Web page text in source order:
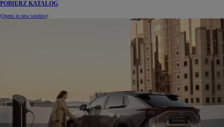
POBIERZ KATALOG
(Opens in new window)